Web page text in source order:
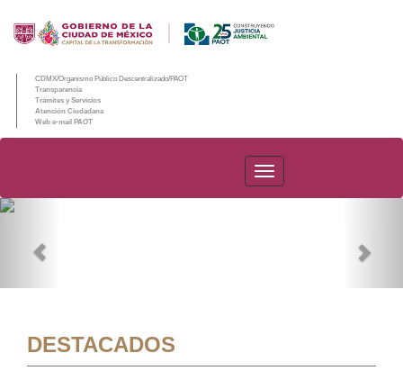
CDMX/Organismo Público Descentralizado/PAOT
Transparencia
Trámites y Servicios
Atención Ciudadana
Web e-mail PAOT
PAOT
DESTACADOS